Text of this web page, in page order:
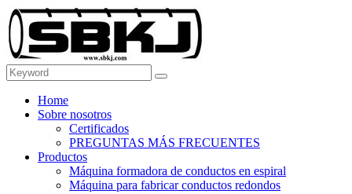
Home
Sobre nosotros
Certificados
PREGUNTAS MÁS FRECUENTES
Productos
Máquina formadora de conductos en espiral
Máquina para fabricar conductos redondos